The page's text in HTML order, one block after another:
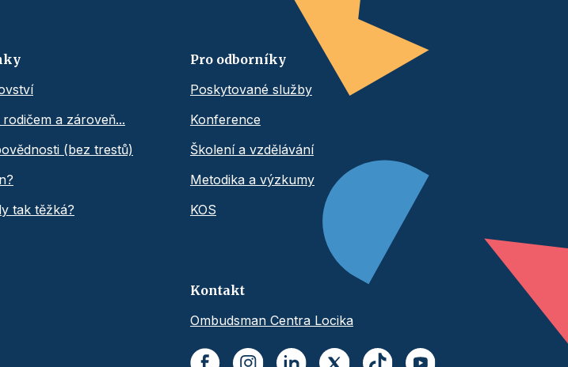
a zároveň...
(bez trestů)
tak těžká?
Pro odborníky
Poskytované služby
Konference
Školení a vzdělávání
Metodika a výzkumy
KOS
Kontakt
Ombudsman Centra Locika